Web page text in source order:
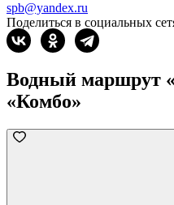
spb@yandex.ru
Поделиться в социальных
Водный маршрут
«Комбо»